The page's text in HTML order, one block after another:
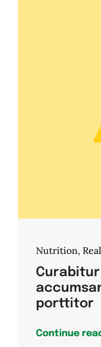
Nutrition,
porttitor
Continue